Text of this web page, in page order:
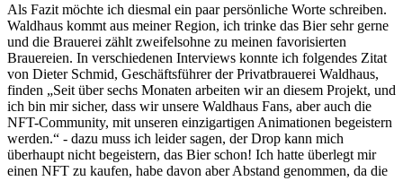
Als Fazit möchte ich diesmal ein paar persönliche Worte schreiben.
Waldhaus kommt aus meiner Region, ich trinke das Bier sehr gerne
und die Brauerei zählt zweifelsohne zu meinen favorisierten
Brauereien. In verschiedenen Interviews konnte ich folgendes Zitat
von Dieter Schmid, Geschäftsführer der Privatbrauerei Waldhaus,
finden „Seit über sechs Monaten arbeiten wir an diesem Projekt, und
ich bin mir sicher, dass wir unsere Waldhaus Fans, aber auch die
NFT-Community, mit unseren einzigartigen Animationen begeistern
werden.“ - dazu muss ich leider sagen, der Drop kann mich
überhaupt nicht begeistern, das Bier schon! Ich hatte überlegt mir
einen NFT zu kaufen, habe davon aber Abstand genommen, da die